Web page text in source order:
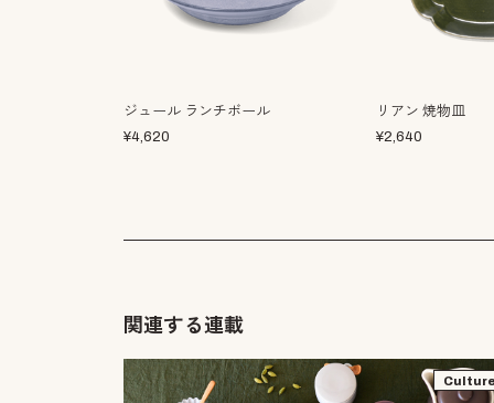
ジュール ランチボール
¥4,620
リアン 焼物皿
¥2,640
関連する連載